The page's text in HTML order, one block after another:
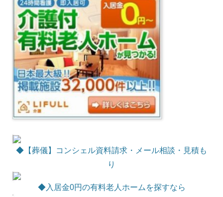
◆【葬儀】コンシェル資料請求・メール相談・見積も
り
◆入居金0円の有料老人ホームを探すなら